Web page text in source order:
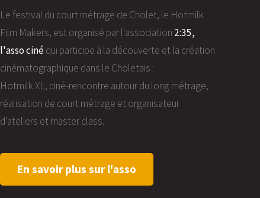
Le festival du court métrage de Cholet, le Hotmilk
Film Makers, est organisé par l'association 2:35,
l'asso cinéqui participe à la découverte et la création
cinématographique dans le Choletais :
Hotmilk XL, ciné-rencontre autour du long métrage,
réalisation de court métrage et organisateur
d'ateliers et master class.
En savoir plus sur l'asso